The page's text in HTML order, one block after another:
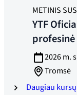
Daugiau
METINIS
YTF
2026 m.
Tromsė